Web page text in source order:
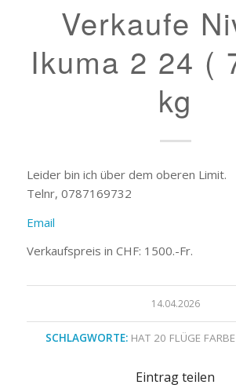
Verkaufe
Ikuma 2 24 (
kg
Leider bin ich über dem oberen Limit.
Telnr, 0787169732
Email
Verkaufspreis in CHF: 1500.-Fr.
14.04.2026
SCHLAGWORTE: HAT 20 FLÜGE
Eintrag teilen